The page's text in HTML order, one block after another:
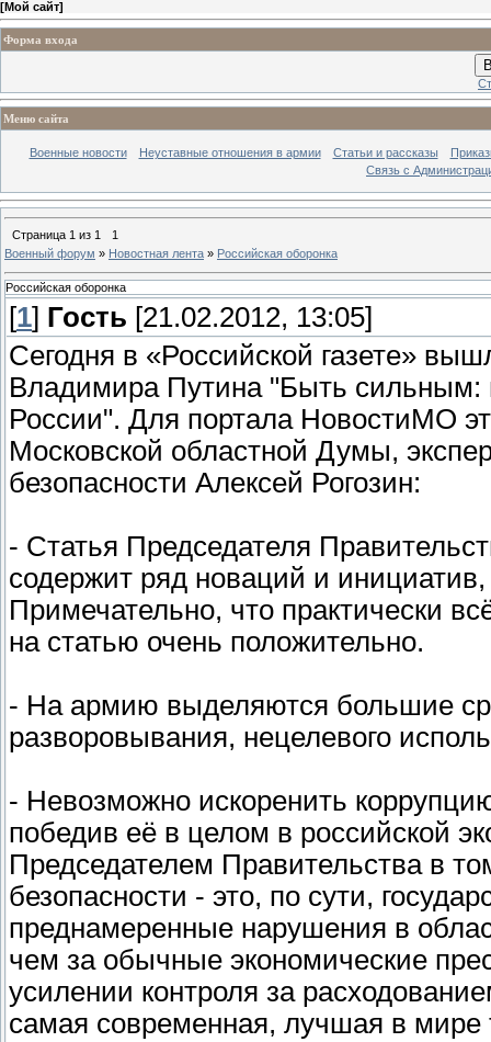
[Мой сайт]
Форма входа
Меню сайта
Военные новости Неуставные отношения в армии Статьи и рассказы
Связь с
Страница 1 из 1
1
Военный форум » Новостная лента » Российская оборонка
Российская оборонка
[1] Гость [21.02.2012, 13:05]
Сегодня в «Российской газете»
Владимира Путина "Быть сильным:
России". Для портала НовостиМО
Московской областной Думы,
безопасности Алексей Рогозин:
- Статья Председателя
содержит ряд новаций и
Примечательно, что практически
на статью очень положительно.
- На армию выделяются большие
разворовывания, нецелевого
- Невозможно искоренить
победив её в целом в российской
Председателем Правительства в
безопасности - это, по сути,
преднамеренные нарушения в
чем за обычные экономические
усилении контроля за
самая современная, лучшая в